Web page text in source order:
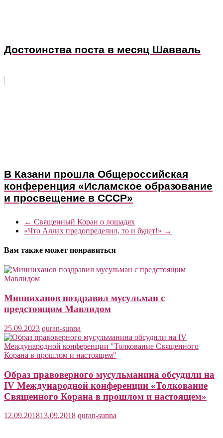
Достоинства поста в месяц Шавваль
В Казани прошла Общероссийская
конференция «Исламское образование
и просвещение в СССР»
← Священный Коран о лошадях
«Что Аллах предопределил, то и будет!» →
Вам также может понравиться
Минниханов поздравил мусульман с
предстоящим Мавлидом
25.09.2023 quran-sunna
Образ правоверного мусульманина обсудили на
IV Международной конференции «Толкование
Священного Корана в прошлом и настоящем»
12.09.201813.09.2018 quran-sunna